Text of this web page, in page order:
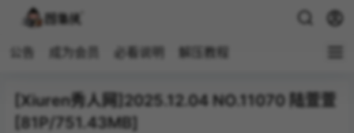
成为会员 必看说明 解压教程
[Xiuren秀人网]2025.12.04 NO.11070 陆萱萱
[81P/751.43MB]